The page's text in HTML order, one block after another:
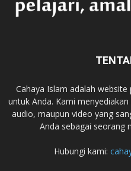
Cahaya Islam adalah
untuk Anda. Kami
audio, maupun video yang
Anda sebagai seorang
Hubungi kami: